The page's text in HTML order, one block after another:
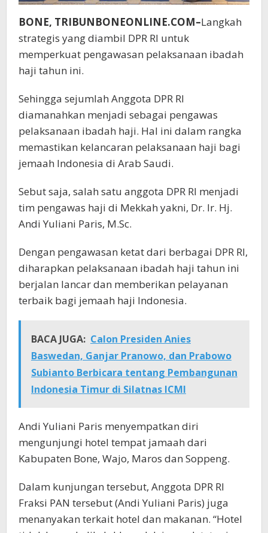
BONE, TRIBUNBONEONLINE.COM–Langkah
strategis yang diambil DPR RI untuk
memperkuat pengawasan pelaksanaan ibadah
haji tahun ini.
Sehingga sejumlah Anggota DPR RI
diamanahkan menjadi sebagai pengawas
pelaksanaan ibadah haji. Hal ini dalam rangka
memastikan kelancaran pelaksanaan haji bagi
jemaah Indonesia di Arab Saudi.
Sebut saja, salah satu anggota DPR RI menjadi
tim pengawas haji di Mekkah yakni, Dr. Ir. Hj.
Andi Yuliani Paris, M.Sc.
Dengan pengawasan ketat dari berbagai DPR RI,
diharapkan pelaksanaan ibadah haji tahun ini
berjalan lancar dan memberikan pelayanan
terbaik bagi jemaah haji Indonesia.
BACA JUGA: Calon Presiden Anies
Baswedan, Ganjar Pranowo, dan Prabowo
Subianto Berbicara tentang Pembangunan
Indonesia Timur di Silatnas ICMI
Andi Yuliani Paris menyempatkan diri
mengunjungi hotel tempat jamaah dari
Kabupaten Bone, Wajo, Maros dan Soppeng.
Dalam kunjungan tersebut, Anggota DPR RI
Fraksi PAN tersebut (Andi Yuliani Paris) juga
menanyakan terkait hotel dan makanan. “Hotel